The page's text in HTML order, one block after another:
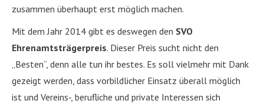
zusammen überhaupt erst möglich machen.
Mit dem Jahr 2014 gibt es deswegen den SVO
Ehrenamtsträgerpreis. Dieser Preis sucht nicht den
„Besten“, denn alle tun ihr bestes. Es soll vielmehr mit Dank
gezeigt werden, dass vorbildlicher Einsatz überall möglich
ist und Vereins-, berufliche und private Interessen sich